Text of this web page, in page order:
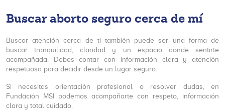
Buscar aborto seguro cerca de mí
Buscar atención cerca de ti también puede ser una forma de
buscar tranquilidad, claridad y un espacio donde sentirte
acompañada. Debes contar con información clara y atención
respetuosa para decidir desde un lugar seguro.
Si necesitas orientación profesional o resolver dudas, en
Fundación MSI podemos acompañarte con respeto, información
clara y total cuidado.